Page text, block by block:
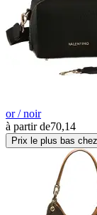
or / noir
à partir de70,14
Prix le plus bas